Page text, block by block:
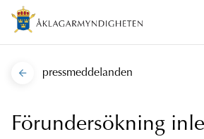
pressmeddelanden
Förundersökning